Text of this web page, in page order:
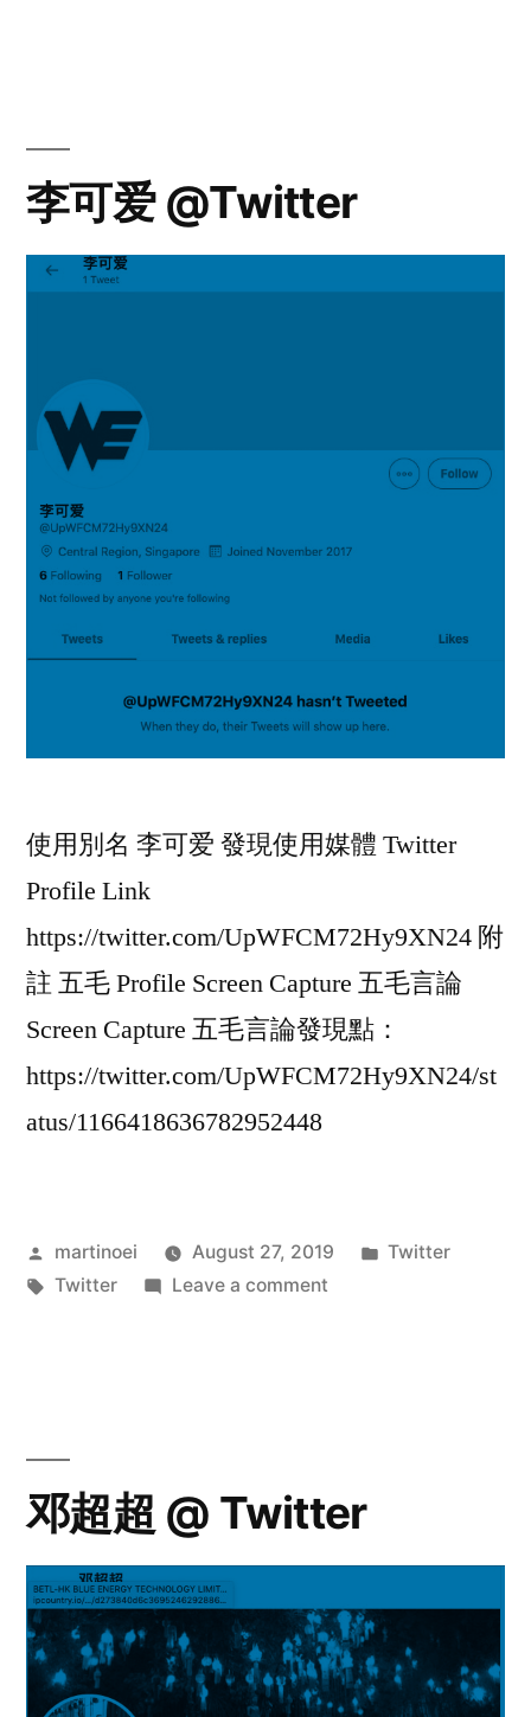
李可爱 @Twitter
使用別名 李可爱 發現使用媒體 Twitter
Profile Link
https://twitter.com/UpWFCM72Hy9XN24 附
註 五毛 Profile Screen Capture 五毛言論
Screen Capture 五毛言論發現點：
https://twitter.com/UpWFCM72Hy9XN24/st
atus/1166418636782952448
Posted
by
martinoei August 27, 2019
Posted
Twitter
Tags:
Twitter Leave a commenton
邓超超 @ Twitter